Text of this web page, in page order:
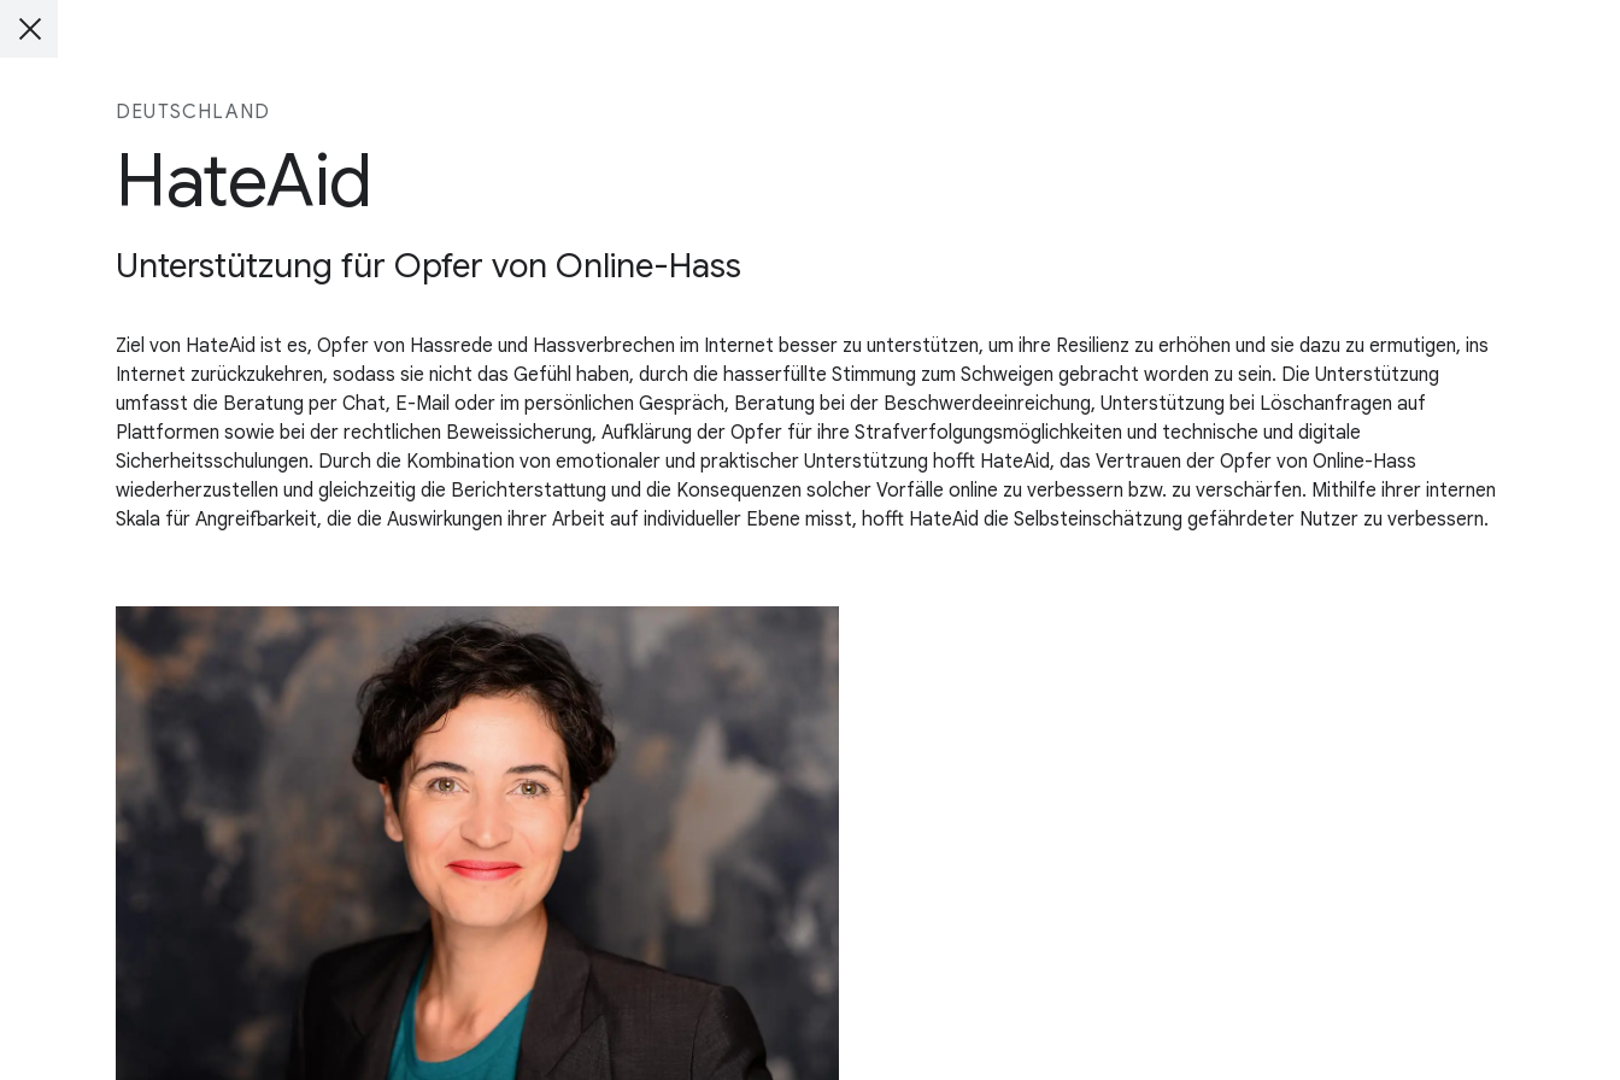
DEUTSCHLAND
HateAid
Unterstützung für Opfer von Online-Hass
Ziel von HateAid ist es, Opfer von Hassrede und Hassverbrechen im Internet besser zu unterstützen, um ihre Resilienz zu erhöhen und sie dazu zu ermutigen, ins
Internet zurückzukehren, sodass sie nicht das Gefühl haben, durch die hasserfüllte Stimmung zum Schweigen gebracht worden zu sein. Die Unterstützung
umfasst die Beratung per Chat, E-Mail oder im persönlichen Gespräch, Beratung bei der Beschwerdeeinreichung, Unterstützung bei Löschanfragen auf
Plattformen sowie bei der rechtlichen Beweissicherung, Aufklärung der Opfer für ihre Strafverfolgungsmöglichkeiten und technische und digitale
Sicherheitsschulungen. Durch die Kombination von emotionaler und praktischer Unterstützung hofft HateAid, das Vertrauen der Opfer von Online-Hass
wiederherzustellen und gleichzeitig die Berichterstattung und die Konsequenzen solcher Vorfälle online zu verbessern bzw. zu verschärfen. Mithilfe ihrer internen
Skala für Angreifbarkeit, die die Auswirkungen ihrer Arbeit auf individueller Ebene misst, hofft HateAid die Selbsteinschätzung gefährdeter Nutzer zu verbessern.